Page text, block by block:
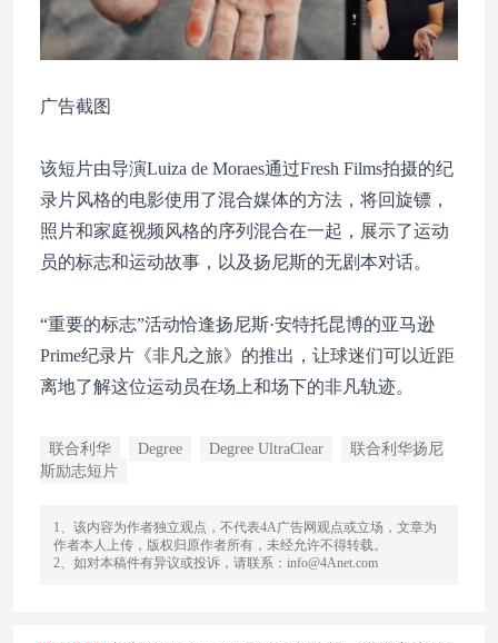
广告截图
该短片由导演Luiza de Moraes通过Fresh Films拍摄的纪
录片风格的电影使用了混合媒体的方法，将回旋镖，
照片和家庭视频风格的序列混合在一起，展示了运动
员的标志和运动故事，以及扬尼斯的无剧本对话。
“重要的标志”活动恰逢扬尼斯·安特托昆博的亚马逊
Prime纪录片《非凡之旅》的推出，让球迷们可以近距
离地了解这位运动员在场上和场下的非凡轨迹。
联合利华 Degree Degree UltraClear
联合利华扬尼
斯励志短片
1、该内容为作者独立观点，不代表4A广告网观点或立场，文章为
作者本人上传，版权归原作者所有，未经允许不得转载。
2、如对本稿件有异议或投诉，请联系：info@4Anet.com